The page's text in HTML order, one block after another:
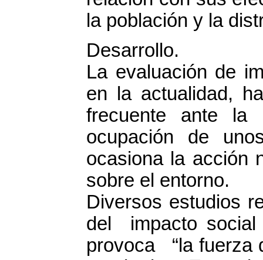
la población y la
Desarrollo.
La evaluación de
en la actualidad,
frecuente ante la
ocupación de
ocasiona la acción
sobre el entorno.
Diversos estudios
del impacto social
provoca “la fuerza